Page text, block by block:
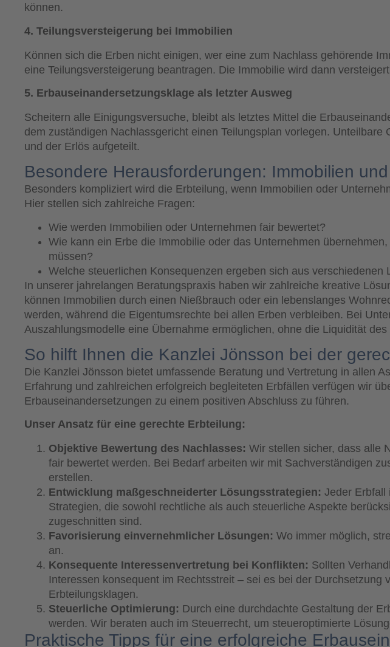
können.
4. Teilungsversteigerung bei Immobilien
Können sich die Erben nicht einigen, wer eine zum Nachlass gehörende
eine Teilungsversteigerung beantragen. Die Immobilie wird dann
5. Erbauseinandersetzungsklage als letzter Ausweg
Scheitern alle Einigungsversuche, bleibt als letztes Mittel die
dem zuständigen Nachlassgericht einen Teilungsplan vorlegen.
und der Erlös aufgeteilt.
Besondere Herausforderungen: Immobilien
Besonders kompliziert wird die Erbteilung, wenn Immobilien oder
Hier stellen sich zahlreiche Fragen:
Wie werden Immobilien oder Unternehmen fair bewertet?
Wie kann ein Erbe die Immobilie oder das Unternehmen
müssen?
Welche steuerlichen Konsequenzen ergeben sich aus verschiedenen
In unserer jahrelangen Beratungspraxis haben wir zahlreiche kreative
können Immobilien durch einen Nießbrauch oder ein lebenslanges
werden, während die Eigentumsrechte bei allen Erben verbleiben. Bei
Auszahlungsmodelle eine Übernahme ermöglichen, ohne die Liquidität
So hilft Ihnen die Kanzlei Jönsson bei der
Die Kanzlei Jönsson bietet umfassende Beratung und Vertretung in allen
Erfahrung und zahlreichen erfolgreich begleiteten Erbfällen verfügen wir
Erbauseinandersetzungen zu einem positiven Abschluss zu führen.
Unser Ansatz für eine gerechte Erbteilung:
Objektive Bewertung des Nachlasses: Wir stellen sicher, dass alle
fair bewertet werden. Bei Bedarf arbeiten wir mit Sachverständigen
erstellen.
Entwicklung maßgeschneiderter Lösungsstrategien: Jeder Erbfall
Strategien, die sowohl rechtliche als auch steuerliche Aspekte
zugeschnitten sind.
Favorisierung einvernehmlicher Lösungen: Wo immer möglich,
an.
Konsequente Interessenvertretung bei Konflikten: Sollten
Interessen konsequent im Rechtsstreit – sei es bei der Durchsetzung
Erbteilungsklagen.
Steuerliche Optimierung: Durch eine durchdachte Gestaltung der
werden. Wir beraten auch im Steuerrecht, um steueroptimierte
Praktische Tipps für eine erfolgreiche